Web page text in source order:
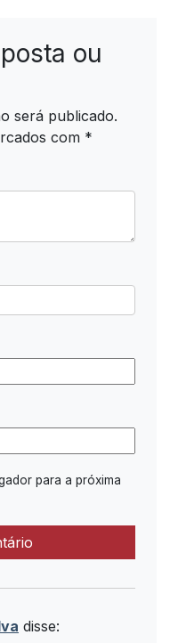
ou
será publicado.
com *
para a próxima
disse: